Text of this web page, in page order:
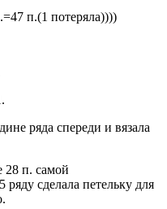
п.(1 потеряла))))
ряда спереди и вязала
28 п. самой
сделала петельку для